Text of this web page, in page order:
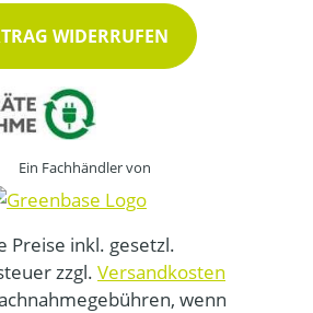
WIDERRUFEN
Ein Fachhändler von
Preise inkl. gesetzl.
zzgl. Versandkosten
wenn